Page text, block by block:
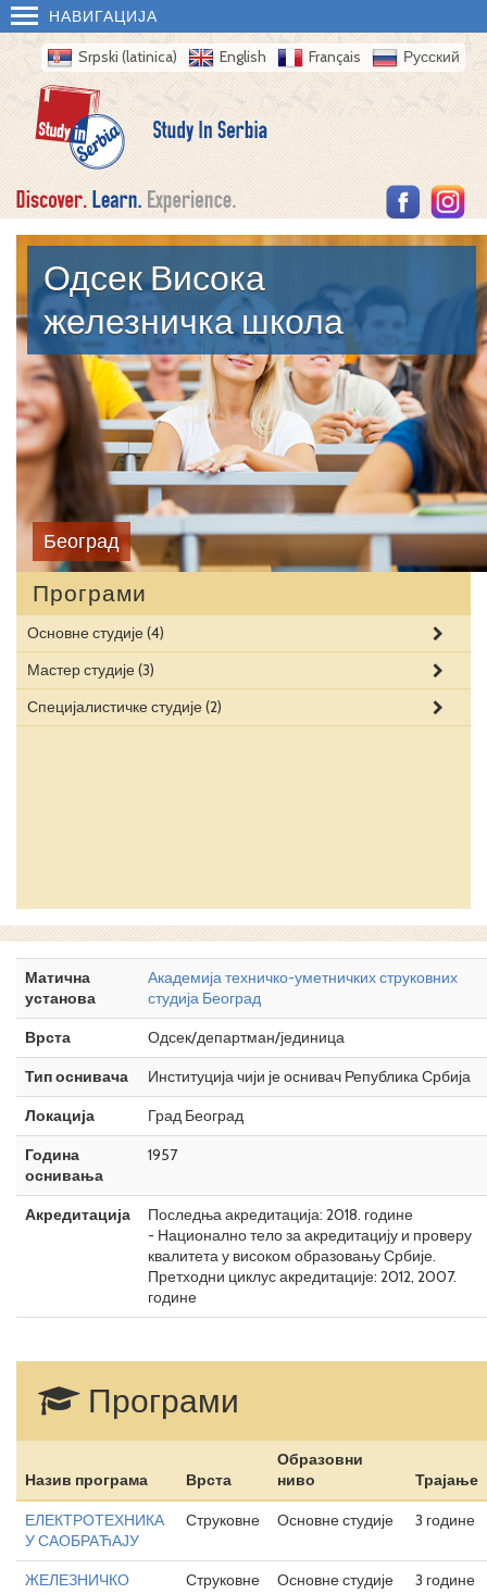
НАВИГАЦИЈА
Srpski (latinica) English Français Русский
Одсек Висока
железничка школа
Београд
Програми
Основне студије(4)
Мастер студије(3)
Специјалистичке студије(2)
Матична
установа
Академија техничко-уметничких струковних
студија Београд
Врста
Одсек/департман/јединица
Тип оснивача
Институција чији је оснивач Република Србија
Локација
Град Београд
Година
оснивања
1957
Акредитација
Последња акредитација: 2018. године
- Национално тело за акредитацију и проверу
квалитета у високом образовању Србије.
Претходни циклус акредитације: 2012, 2007.
године
Програми
Назив програма Врста
Образовни
ниво
Трајање
ЕЛЕКТРОТЕХНИКА
У САОБРАЋАЈУ
Струковне Основне студије 3 године
ЖЕЛЕЗНИЧКО
Струковне Основне студије 3 године